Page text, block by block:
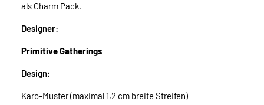
als Charm Pack.
Designer:
Primitive Gatherings
Design:
Karo-Muster (maximal 1,2 cm breite Streifen)